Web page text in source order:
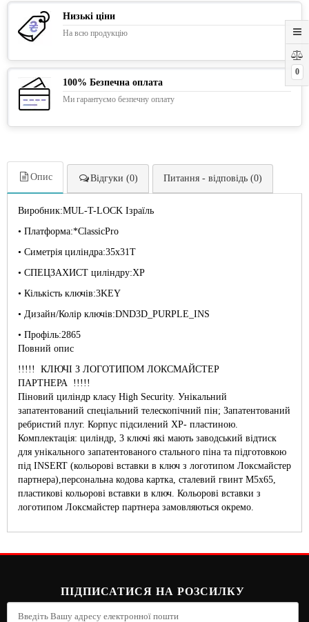
0
Низькі ціни
На всю продукцію
100% Безпечна оплата
Ми гарантуємо безпечну оплату
Опис Відгуки (0) Питання - відповідь (0)
Виробник:MUL-T-LOCK Ізраїль
• Платформа:*ClassicPro
• Симетрія циліндра:35x31T
• СПЕЦЗАХИСТ циліндру:XP
• Кількість ключів:3KEY
• Дизайн/Колір ключів:DND3D_PURPLE_INS
• Профіль:2865
Повний опис
!!!!! КЛЮЧІ З ЛОГОТИПОМ ЛОКСМАЙСТЕР
ПАРТНЕРА !!!!!
Піновий циліндр класу High Security. Унікальний
запатентований спеціальний телескопічний пін; Запатентований
ребристий плуг. Корпус підсилений XP- пластиною.
Комплектація: циліндр, 3 ключі які мають заводський відтиск
для унікального запатентованого стального піна та підготовкою
під INSERT (кольорові вставки в ключ з логотипом Локсмайстер
партнера),персональна кодова картка, сталевий гвинт М5х65,
пластикові кольорові вставки в ключ. Кольорові вставки з
логотипом Локсмайстер партнера замовляються окремо.
ПІДПИСАТИСЯ НА РОЗСИЛКУ